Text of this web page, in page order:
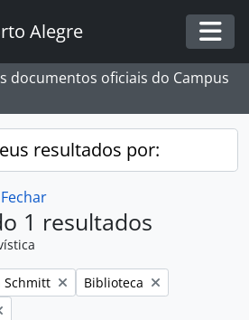
Alegre
documentos oficiais do Campus
resultados por:
Fechar
1 resultados
Schmitt Remover filtro:
Biblioteca